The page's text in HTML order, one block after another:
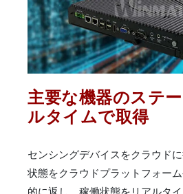
主要な機器のステ
ルタイムで取得
センシングデバイスをクラウド
状態をクラウドプラットフォー